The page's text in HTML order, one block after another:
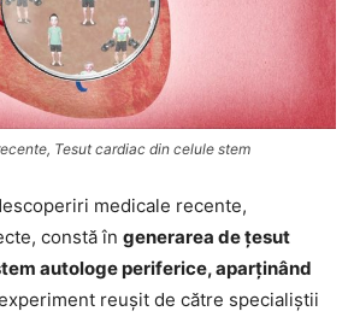
Tesut cardiac din celule stem
medicale recente,
constă în generarea de ţesut
autologe periferice, aparţinând
reuşit de către specialiştii